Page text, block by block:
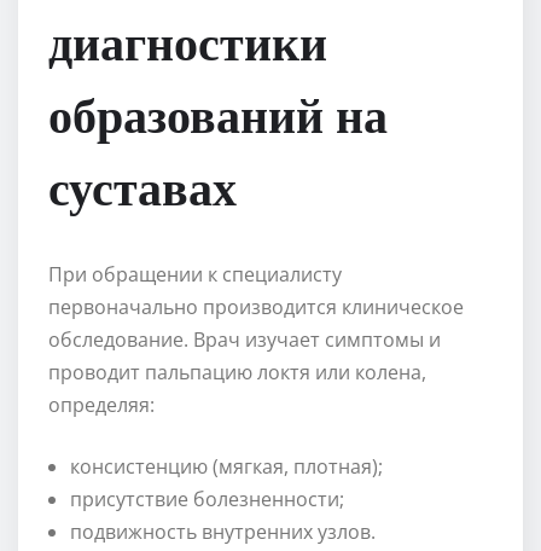
диагностики
образований на
суставах
При обращении к специалисту
первоначально производится клиническое
обследование. Врач изучает симптомы и
проводит пальпацию локтя или колена,
определяя:
консистенцию (мягкая, плотная);
присутствие болезненности;
подвижность внутренних узлов.